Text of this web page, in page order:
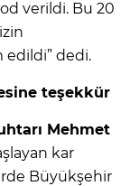
verildi. Bu 20
edildi” dedi.
teşekkür
Mehmet
kar
Büyükşehir